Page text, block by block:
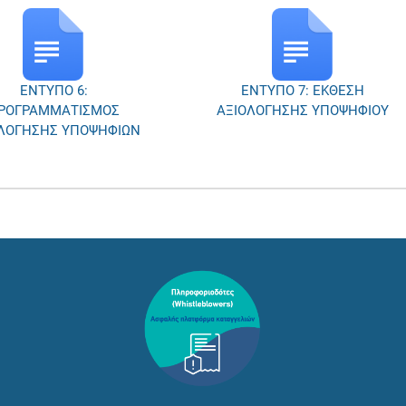
ΕΝΤΥΠΟ 7: ΕΚΘΕΣΗ
ΥΠΟΨΗΦΙΟΥ
ΕΝΤΥΠΟ 8: ΕΚΘΕΣΗ
ΕΣΩΤΕΡΙΚΟΥ ΕΛΕΓΧΟΥ